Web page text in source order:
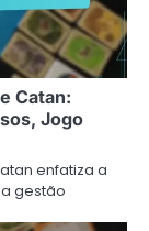
Catan:
Jogo
enfatiza a
gestão